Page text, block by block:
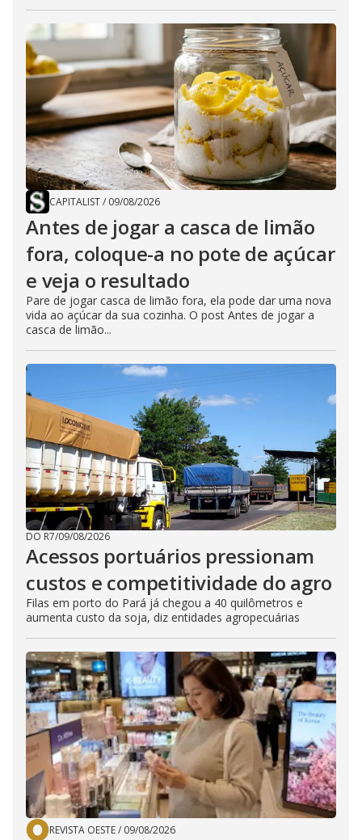
CAPITALIST/ 09/08/2026
Antes de jogar a casca de limão
fora, coloque-a no pote de açúcar
e veja o resultado
Pare de jogar casca de limão fora, ela pode dar uma nova
vida ao açúcar da sua cozinha. O post Antes de jogar a
casca de limão...
DO R7/09/08/2026
Acessos portuários pressionam
custos e competitividade do agro
Filas em porto do Pará já chegou a 40 quilômetros e
aumenta custo da soja, diz entidades agropecuárias
REVISTA OESTE/ 09/08/2026